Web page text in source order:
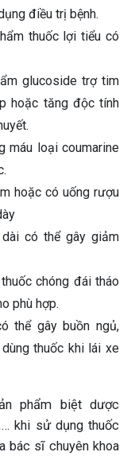
điều trị bệnh.
thuốc lợi tiểu có
glucoside trợ tim
hoặc tăng độc tính
máu loại coumarine
hoặc có uống rượu
có thể gây giảm
chóng đái tháo
phù hợp.
thể gây buồn ngủ,
thuốc khi lái xe
phẩm biệt dược
khi sử dụng thuốc
bác sĩ chuyên khoa